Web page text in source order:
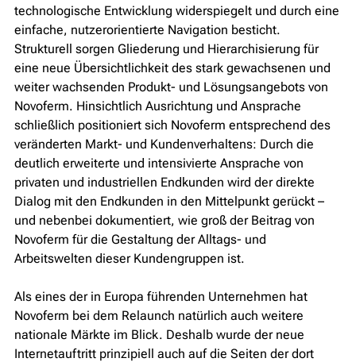
technologische Entwicklung widerspiegelt und durch eine
einfache, nutzerorientierte Navigation besticht.
Strukturell sorgen Gliederung und Hierarchisierung für
eine neue Übersichtlichkeit des stark gewachsenen und
weiter wachsenden Produkt- und Lösungsangebots von
Novoferm. Hinsichtlich Ausrichtung und Ansprache
schließlich positioniert sich Novoferm entsprechend des
veränderten Markt- und Kundenverhaltens: Durch die
deutlich erweiterte und intensivierte Ansprache von
privaten und industriellen Endkunden wird der direkte
Dialog mit den Endkunden in den Mittelpunkt gerückt –
und nebenbei dokumentiert, wie groß der Beitrag von
Novoferm für die Gestaltung der Alltags- und
Arbeitswelten dieser Kundengruppen ist.
Als eines der in Europa führenden Unternehmen hat
Novoferm bei dem Relaunch natürlich auch weitere
nationale Märkte im Blick. Deshalb wurde der neue
Internetauftritt prinzipiell auch auf die Seiten der dort